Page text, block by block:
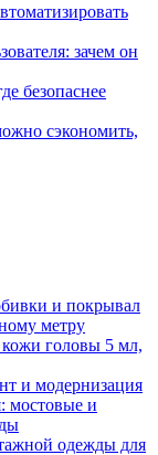
зачем он
безопаснее
сэкономить,
и покрывал
метру
головы 5 мл,
и модернизация
мостовые и
одежды для